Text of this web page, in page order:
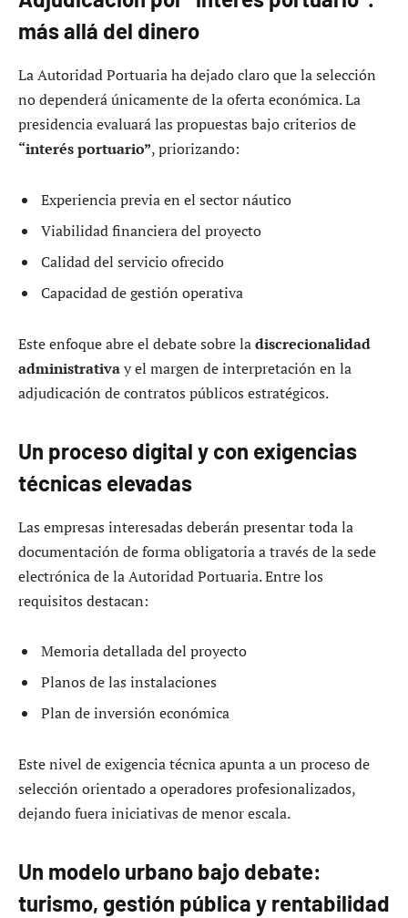
más allá del dinero
La Autoridad Portuaria ha dejado claro que la selección
no dependerá únicamente de la oferta económica. La
presidencia evaluará las propuestas bajo criterios de
“interés portuario”, priorizando:
Experiencia previa en el sector náutico
Viabilidad financiera del proyecto
Calidad del servicio ofrecido
Capacidad de gestión operativa
Este enfoque abre el debate sobre ladiscrecionalidad
administrativay el margen de interpretación en la
adjudicación de contratos públicos estratégicos.
Un proceso digital y con exigencias
técnicas elevadas
Las empresas interesadas deberán presentar toda la
documentación de forma obligatoria a través de la sede
electrónica de la Autoridad Portuaria. Entre los
requisitos destacan:
Memoria detallada del proyecto
Planos de las instalaciones
Plan de inversión económica
Este nivel de exigencia técnica apunta a un proceso de
selección orientado a operadores profesionalizados,
dejando fuera iniciativas de menor escala.
Un modelo urbano bajo debate:
turismo, gestión pública y rentabilidad